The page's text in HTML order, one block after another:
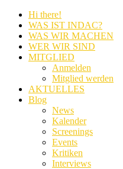
Hi there!
WAS IST INDAC?
WAS WIR MACHEN
WER WIR SIND
MITGLIED
Anmelden
Mitglied werden
AKTUELLES
Blog
News
Kalender
Screenings
Events
Kritiken
Interviews